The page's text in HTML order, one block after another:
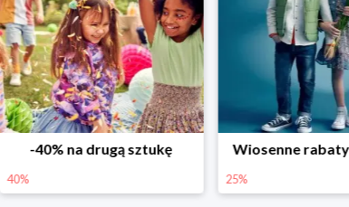
-40% na drugą sztukę
40%
Wiosenne
25%